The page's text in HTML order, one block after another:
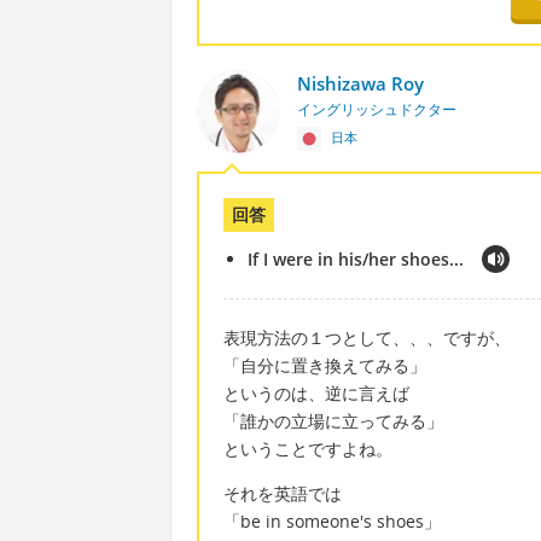
Nishizawa Roy
イングリッシュドクター
日本
回答
If I were in his/her shoes...
表現方法の１つとして、、、ですが、
「自分に置き換えてみる」
というのは、逆に言えば
「誰かの立場に立ってみる」
ということですよね。
それを英語では
「be in someone's shoes」